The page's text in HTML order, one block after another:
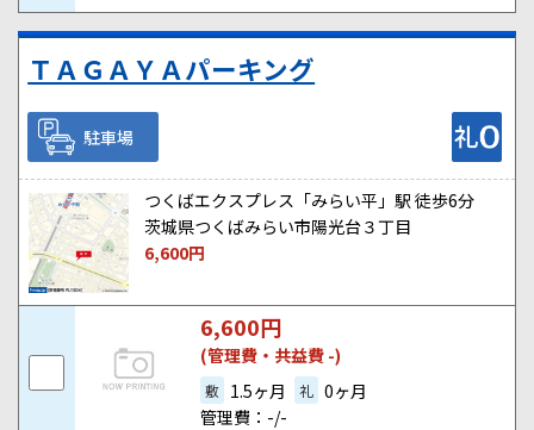
ＴＡＧＡＹＡパーキング
駐車場
つくばエクスプレス「みらい平」駅 徒歩6分
茨城県つくばみらい市陽光台３丁目
6,600円
6,600円
(管理費・共益費 -)
敷 1.5ヶ月 礼 0ヶ月
管理費：-/-